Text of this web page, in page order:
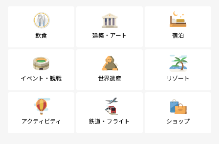
飲食 建築・アート 宿泊
イベント・観戦 世界遺産 リゾート
アクティビティ 鉄道・フライト ショップ